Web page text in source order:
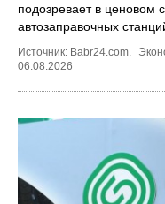
подозревает в ценовом
автозаправочных
Источник: Babr24.com
06.08.2026